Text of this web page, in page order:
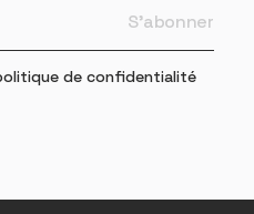
de confidentialité